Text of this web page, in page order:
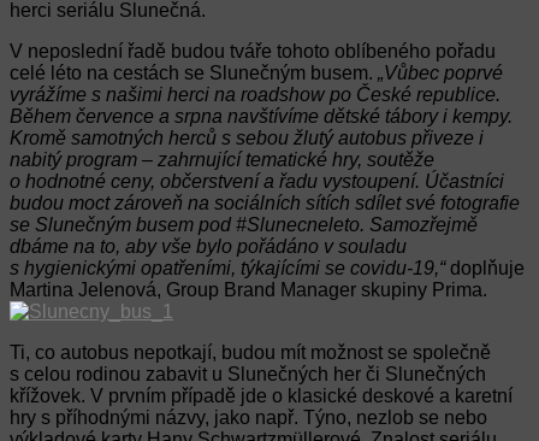
herci seriálu Slunečná.
V neposlední řadě budou tváře tohoto oblíbeného pořadu
celé léto na cestách se Slunečným busem. „Vůbec poprvé
vyrážíme s našimi herci na roadshow po České republice.
Během července a srpna navštívíme dětské tábory i kempy.
Kromě samotných herců s sebou žlutý autobus přiveze i
nabitý program – zahrnující tematické hry, soutěže
o hodnotné ceny, občerstvení a řadu vystoupení. Účastníci
budou moct zároveň na sociálních sítích sdílet své fotografie
se Slunečným busem pod #Slunecneleto. Samozřejmě
dbáme na to, aby vše bylo pořádáno v souladu
s hygienickými opatřeními, týkajícími se covidu-19,“doplňuje
Martina Jelenová, Group Brand Manager skupiny Prima.
Ti, co autobus nepotkají, budou mít možnost se společně
s celou rodinou zabavit u Slunečných her či Slunečných
křížovek. V prvním případě jde o klasické deskové a karetní
hry s příhodnými názvy, jako např. Týno, nezlob se nebo